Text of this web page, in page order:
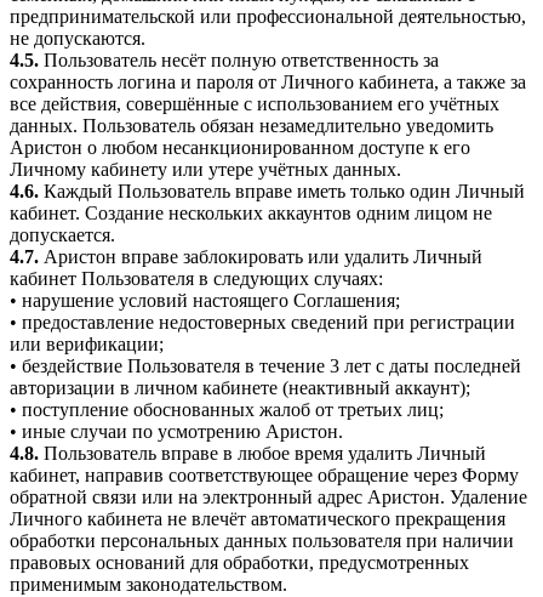
предпринимательской или профессиональной деятельностью,
не допускаются.
4.5. Пользователь несёт полную ответственность за
сохранность логина и пароля от Личного кабинета, а также за
все действия, совершённые с использованием его учётных
данных. Пользователь обязан незамедлительно уведомить
Аристон о любом несанкционированном доступе к его
Личному кабинету или утере учётных данных.
4.6. Каждый Пользователь вправе иметь только один Личный
кабинет. Создание нескольких аккаунтов одним лицом не
допускается.
4.7. Аристон вправе заблокировать или удалить Личный
кабинет Пользователя в следующих случаях:
• нарушение условий настоящего Соглашения;
• предоставление недостоверных сведений при регистрации
или верификации;
• бездействие Пользователя в течение 3 лет с даты последней
авторизации в личном кабинете (неактивный аккаунт);
• поступление обоснованных жалоб от третьих лиц;
• иные случаи по усмотрению Аристон.
4.8. Пользователь вправе в любое время удалить Личный
кабинет, направив соответствующее обращение через Форму
обратной связи или на электронный адрес Аристон. Удаление
Личного кабинета не влечёт автоматического прекращения
обработки персональных данных пользователя при наличии
правовых оснований для обработки, предусмотренных
применимым законодательством.